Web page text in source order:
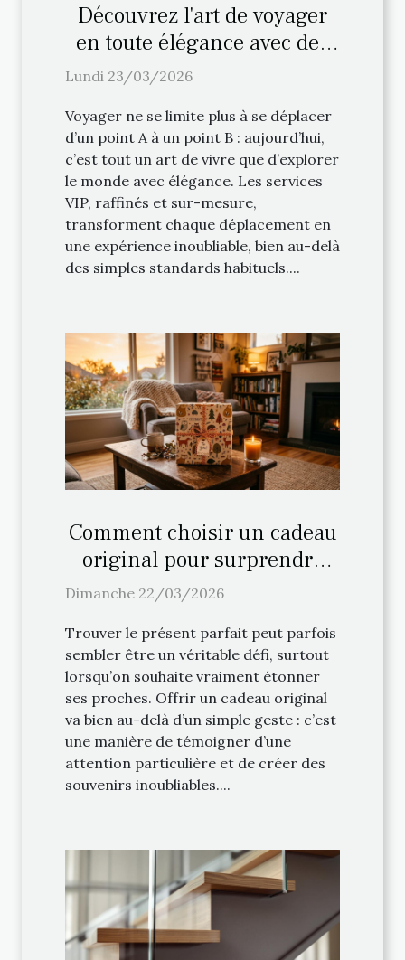
Découvrez l'art de voyager
en toute élégance avec des
services VIP
Lundi 23/03/2026
Voyager ne se limite plus à se déplacer
d’un point A à un point B : aujourd’hui,
c’est tout un art de vivre que d’explorer
le monde avec élégance. Les services
VIP, raffinés et sur-mesure,
transforment chaque déplacement en
une expérience inoubliable, bien au-delà
des simples standards habituels....
Comment choisir un cadeau
original pour surprendre
vos proches ?
Dimanche 22/03/2026
Trouver le présent parfait peut parfois
sembler être un véritable défi, surtout
lorsqu’on souhaite vraiment étonner
ses proches. Offrir un cadeau original
va bien au-delà d’un simple geste : c’est
une manière de témoigner d’une
attention particulière et de créer des
souvenirs inoubliables....